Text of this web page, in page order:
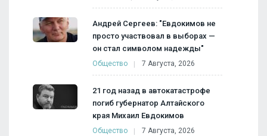
Андрей Сергеев: "Евдокимов не
просто участвовал в выборах —
он стал символом надежды"
Общество 7 Августа, 2026
21 год назад в автокатастрофе
погиб губернатор Алтайского
края Михаил Евдокимов
Общество 7 Августа, 2026